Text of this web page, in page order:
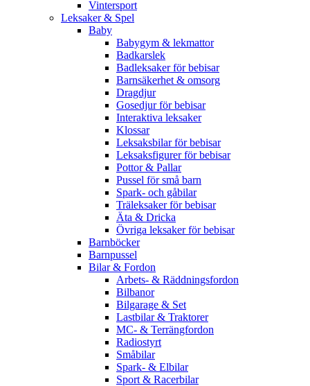
Vintersport
Leksaker & Spel
Baby
Babygym & lekmattor
Badkarslek
Badleksaker för bebisar
Barnsäkerhet & omsorg
Dragdjur
Gosedjur för bebisar
Interaktiva leksaker
Klossar
Leksaksbilar för bebisar
Leksaksfigurer för bebisar
Pottor & Pallar
Pussel för små barn
Spark- och gåbilar
Träleksaker för bebisar
Äta & Dricka
Övriga leksaker för bebisar
Barnböcker
Barnpussel
Bilar & Fordon
Arbets- & Räddningsfordon
Bilbanor
Bilgarage & Set
Lastbilar & Traktorer
MC- & Terrängfordon
Radiostyrt
Småbilar
Spark- & Elbilar
Sport & Racerbilar